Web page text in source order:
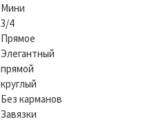
Мини
3/4
Прямое
Элегантный
прямой
круглый
Без карманов
Завязки